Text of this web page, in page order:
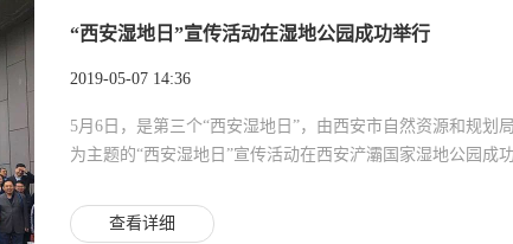
“西安湿地日”宣传活动在湿地公园成功举行
2019-05-07 14:36
5月6日，是第三个“西安湿地日”，由西安市自然资源和规划
为主题的“西安湿地日”宣传活动在西安浐灞国家湿地公园成
查看详细